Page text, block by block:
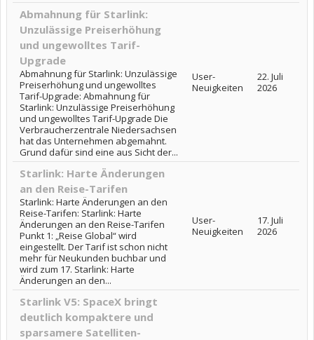
Abmahnung für Starlink:
Unzulässige Preiserhöhung
und ungewolltes Tarif-
Upgrade
Abmahnung für Starlink: Unzulässige
Preiserhöhung und ungewolltes
Tarif-Upgrade: Abmahnung für
Starlink: Unzulässige Preiserhöhung
und ungewolltes Tarif-Upgrade Die
Verbraucherzentrale Niedersachsen
hat das Unternehmen abgemahnt.
Grund dafür sind eine aus Sicht der...
User-
Neuigkeiten
22. Juli
2026
Starlink: Harte Änderungen
an den Reise-Tarifen
Starlink: Harte Änderungen an den
Reise-Tarifen: Starlink: Harte
Änderungen an den Reise-Tarifen
Punkt 1: „Reise Global“ wird
eingestellt. Der Tarif ist schon nicht
mehr für Neukunden buchbar und
wird zum 17. Starlink: Harte
Änderungen an den...
User-
Neuigkeiten
17. Juli
2026
Starlink V5: SpaceX bringt
deutlich kompaktere und
sparsamere Satelliten-